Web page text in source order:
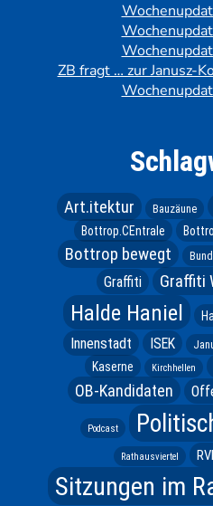
ZB fragt … zur Janusz-
Art.itektur Bauzäune
Bottrop.CEntrale
Bottrop bewegt
Graffiti Graffiti
Halde Haniel
Innenstadt ISEK
Kaserne Kirchhellen
OB-Kandidaten
Podcast
Rathausviertel
Sitzungen im